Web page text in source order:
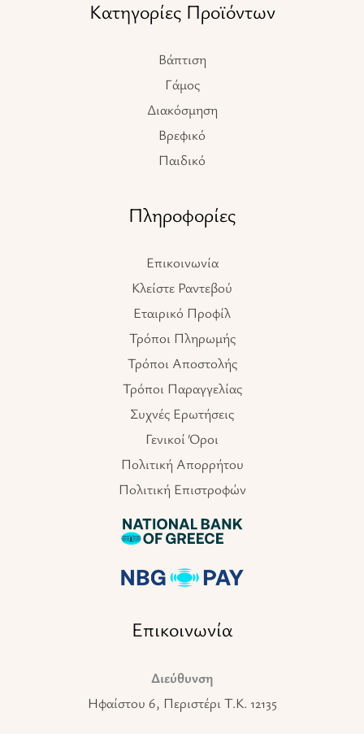
Κατηγορίες Προϊόντων
Βάπτιση
Γάμος
Διακόσμηση
Βρεφικό
Παιδικό
Πληροφορίες
Επικοινωνία
Κλείστε Ραντεβού
Εταιρικό Προφίλ
Τρόποι Πληρωμής
Τρόποι Αποστολής
Τρόποι Παραγγελίας
Συχνές Ερωτήσεις
Γενικοί Όροι
Πολιτική Απορρήτου
Πολιτική Επιστροφών
Επικοινωνία
Διεύθυνση
Ηφαίστου 6, Περιστέρι T.K. 12135